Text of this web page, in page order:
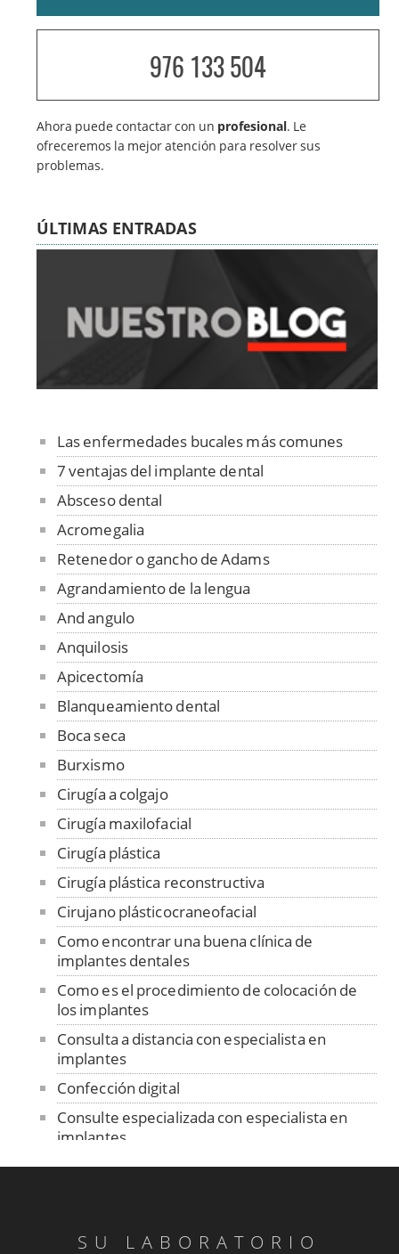
976 133 504
Ahora puede contactar con un profesional. Le
ofreceremos la mejor atención para resolver sus
problemas.
ÚLTIMAS ENTRADAS
Las enfermedades bucales más comunes
7 ventajas del implante dental
Absceso dental
Acromegalia
Retenedor o gancho de Adams
Agrandamiento de la lengua
And angulo
Anquilosis
Apicectomía
Blanqueamiento dental
Boca seca
Burxismo
Cirugía a colgajo
Cirugía maxilofacial
Cirugía plástica
Cirugía plástica reconstructiva
Cirujano plásticocraneofacial
Como encontrar una buena clínica de
implantes dentales
Como es el procedimiento de colocación de
los implantes
Consulta a distancia con especialista en
implantes
Confección digital
Consulte especializada con especialista en
implantes
Contención
SU LABORATORIO